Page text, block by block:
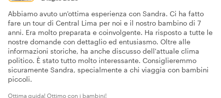
Abbiamo avuto un'ottima esperienza con Sandra. Ci ha fatto
fare un tour di Central Lima per noi e il nostro bambino di 7
anni. Era molto preparata e coinvolgente. Ha risposto a tutte le
nostre domande con dettaglio ed entusiasmo. Oltre alle
informazioni storiche, ha anche discusso dell'attuale clima
politico. È stato tutto molto interessante. Consiglieremmo
sicuramente Sandra, specialmente a chi viaggia con bambini
piccoli.
Ottima guida! Ottimo con i bambini!